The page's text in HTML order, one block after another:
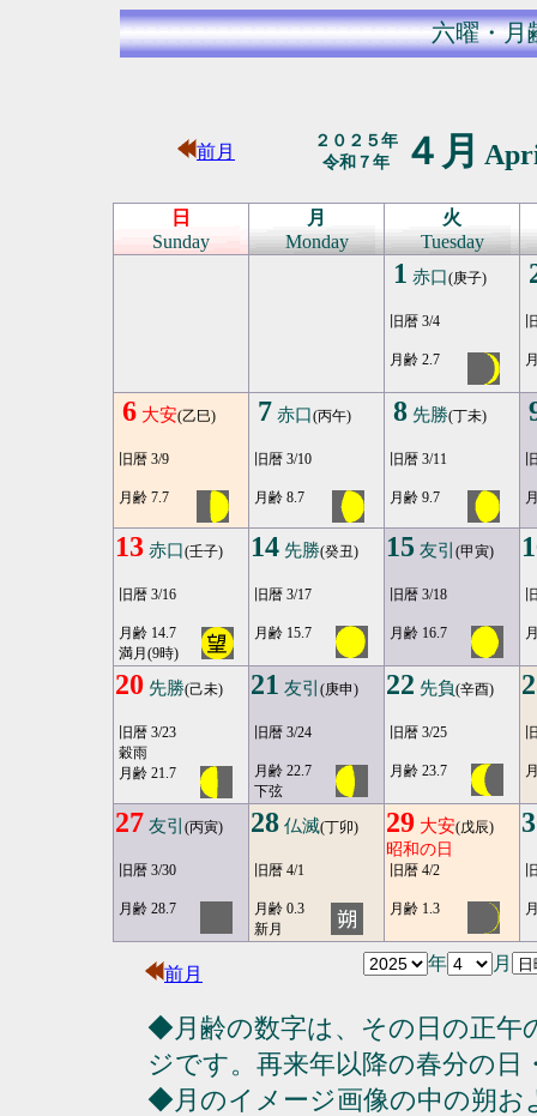
六曜・月
前月
２０２５年
令和７年
４月
日
Sunday
月
Monday
火
Tuesday
1 赤口(庚子)
旧暦 3/4
月齢 2.7
6 大安(乙巳)
旧暦 3/9
月齢 7.7
7 赤口(丙午)
旧暦 3/10
月齢 8.7
8 先勝(丁未)
旧暦 3/11
月齢 9.7
13 赤口(壬子)
旧暦 3/16
月齢 14.7
満月(9時)
14 先勝(癸丑)
旧暦 3/17
月齢 15.7
15 友引 (甲寅)
旧暦 3/18
月齢 16.7
20 先勝(己未)
旧暦 3/23
穀雨
月齢 21.7
21 友引 (庚申)
旧暦 3/24
月齢 22.7
下弦
22 先負(辛酉)
旧暦 3/25
月齢 23.7
27 友引 (丙寅)
旧暦 3/30
月齢 28.7
28 仏滅(丁卯)
旧暦 4/1
月齢 0.3
新月
29 大安(戊辰)
昭和の日
旧暦 4/2
月齢 1.3
前月
年 月
◆月齢の数字は、その日の正午
ジです。再来年以降の春分の日
◆月のイメージ画像の中の朔